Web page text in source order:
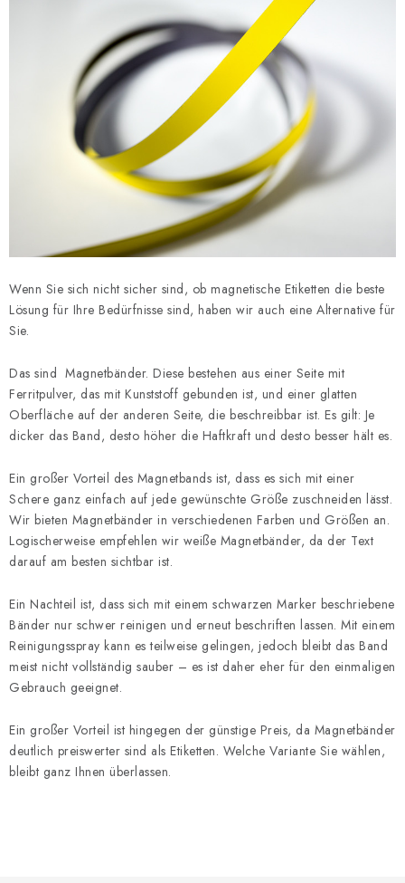
Wenn Sie sich nicht sicher sind, ob magnetische Etiketten die beste
Lösung für Ihre Bedürfnisse sind, haben wir auch eine Alternative für
Sie.
Das sind Magnetbänder. Diese bestehen aus einer Seite mit
Ferritpulver, das mit Kunststoff gebunden ist, und einer glatten
Oberfläche auf der anderen Seite, die beschreibbar ist. Es gilt: Je
dicker das Band, desto höher die Haftkraft und desto besser hält es.
Ein großer Vorteil des Magnetbands ist, dass es sich mit einer
Schere ganz einfach auf jede gewünschte Größe zuschneiden lässt.
Wir bieten Magnetbänder in verschiedenen Farben und Größen an.
Logischerweise empfehlen wir weiße Magnetbänder, da der Text
darauf am besten sichtbar ist.
Ein Nachteil ist, dass sich mit einem schwarzen Marker beschriebene
Bänder nur schwer reinigen und erneut beschriften lassen. Mit einem
Reinigungsspray kann es teilweise gelingen, jedoch bleibt das Band
meist nicht vollständig sauber – es ist daher eher für den einmaligen
Gebrauch geeignet.
Ein großer Vorteil ist hingegen der günstige Preis, da Magnetbänder
deutlich preiswerter sind als Etiketten. Welche Variante Sie wählen,
bleibt ganz Ihnen überlassen.